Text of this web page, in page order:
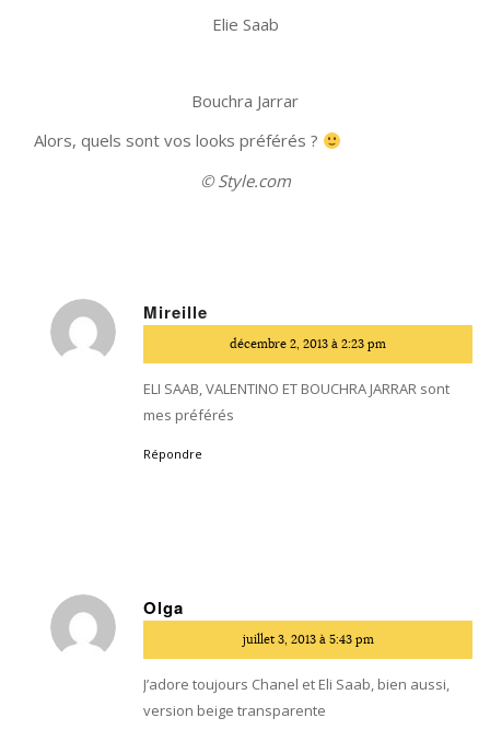
Elie Saab
Bouchra Jarrar
Alors, quels sont vos looks préférés ?
© Style.com
Mireille
:
décembre 2, 2013 à 2:23 pm
ELI SAAB, VALENTINO ET BOUCHRA JARRAR sont
mes préférés
Répondre
Olga
:
juillet 3, 2013 à 5:43 pm
J’adore toujours Chanel et Eli Saab, bien aussi,
version beige transparente